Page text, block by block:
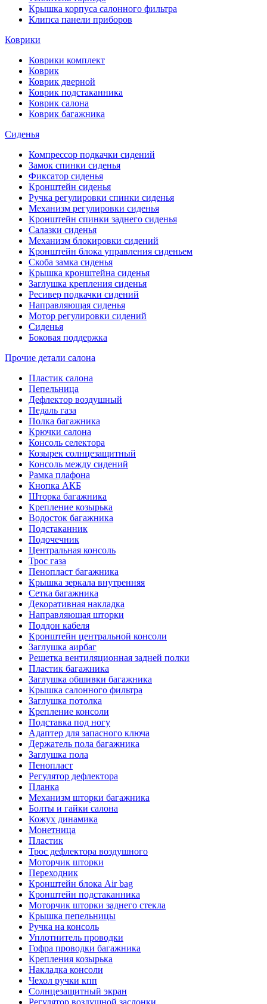
Крышка корпуса салонного фильтра
Клипса панели приборов
Коврики
Коврики комплект
Коврик
Коврик дверной
Коврик подстаканника
Коврик салона
Коврик багажника
Сиденья
Компрессор подкачки сидений
Замок спинки сиденья
Фиксатор сиденья
Кронштейн сиденья
Ручка регулировки спинки сиденья
Механизм регулировки сиденья
Кронштейн спинки заднего сиденья
Салазки сиденья
Механизм блокировки сидений
Кронштейн блока управления сиденьем
Скоба замка сиденья
Крышка кронштейна сиденья
Заглушка крепления сиденья
Ресивер подкачки сидений
Направляющая сиденья
Мотор регулировки сидений
Сиденья
Боковая поддержка
Прочие детали салона
Пластик салона
Пепельница
Дефлектор воздушный
Педаль газа
Полка багажника
Крючки салона
Консоль селектора
Козырек солнцезащитный
Консоль между сидений
Рамка плафона
Кнопка АКБ
Шторка багажника
Крепление козырька
Водосток багажника
Подстаканник
Подочечник
Центральная консоль
Трос газа
Пенопласт багажника
Крышка зеркала внутренняя
Сетка багажника
Декоративная накладка
Направляющая шторки
Поддон кабеля
Кронштейн центральной консоли
Заглушка аирбаг
Решетка вентиляционная задней полки
Пластик багажника
Заглушка обшивки багажника
Крышка салонного фильтра
Заглушка потолка
Крепление консоли
Подставка под ногу
Адаптер для запасного ключа
Держатель пола багажника
Заглушка пола
Пенопласт
Регулятор дефлектора
Планка
Механизм шторки багажника
Болты и гайки салона
Кожух динамика
Монетница
Пластик
Трос дефлектора воздушного
Моторчик шторки
Переходник
Кронштейн блока Air bag
Кронштейн подстаканника
Моторчик шторки заднего стекла
Крышка пепельницы
Ручка на консоль
Уплотнитель проводки
Гофра проводки багажника
Крепления козырька
Накладка консоли
Чехол ручки кпп
Солнцезащитный экран
Регулятор воздушной заслонки